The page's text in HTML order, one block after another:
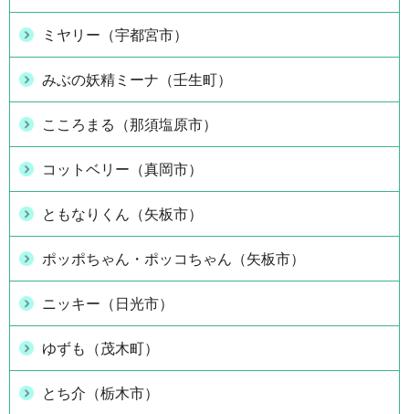
ミヤリー（宇都宮市）
みぶの妖精ミーナ（壬生町）
こころまる（那須塩原市）
コットベリー（真岡市）
ともなりくん（矢板市）
ポッポちゃん・ポッコちゃん（矢板市）
ニッキー（日光市）
ゆずも（茂木町）
とち介（栃木市）